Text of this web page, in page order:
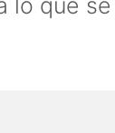
lo que